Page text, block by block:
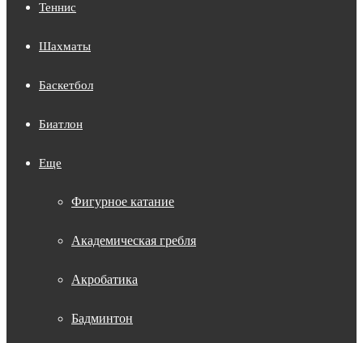
Теннис
Шахматы
Баскетбол
Биатлон
Еще
Фигурное катание
Академическая гребля
Акробатика
Бадминтон